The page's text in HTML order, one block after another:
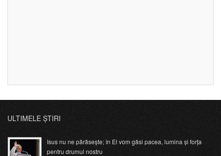
ULTIMELE ȘTIRI
Isus nu ne părăsește; în El vom găsi pacea, lumina și forța
pentru drumul nostru